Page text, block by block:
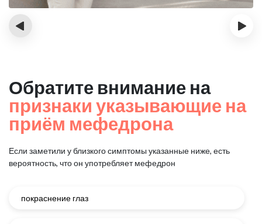
‹ ›
Обратите внимание на
признаки указывающие на
приём мефедрона
Если заметили у близкого симптомы указанные ниже, есть
вероятность, что он употребляет мефедрон
покраснение глаз